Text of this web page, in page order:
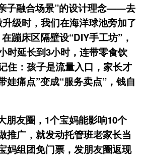
子融合场景”的设计理念——去
级时，我们在海洋球池旁加了
蹦床区隔壁设“DIY手工坊”，
时延长到3小时，连带零食饮
住：孩子是流量入口，家长才
娃痛点”变成“服务卖点”，钱自
朋友圈，1个宝妈能影响10个
推广，就发动托管班老家长当
妈组团免门票，发朋友圈返现